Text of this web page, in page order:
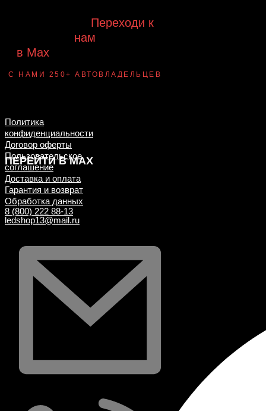
Переходи к
нам
в Max
С НАМИ 250+ АВТОВЛАДЕЛЬЦЕВ
ПЕРЕЙТИ В MAX
Политика
конфиденциальности
Договор оферты
Пользовательское
соглашение
Доставка и оплата
Гарантия и возврат
Обработка данных
8 (800) 222 88-13
ledshop13@mail.ru